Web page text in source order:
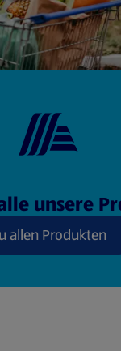
unsere
allen Produkten